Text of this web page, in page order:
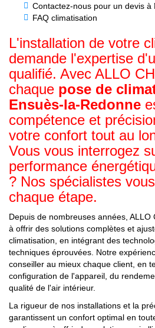
Contactez-nous pour un devis à
FAQ climatisation
L'installation de votre
demande l'expertise
qualifié. Avec ALLO
chaque pose de
Ensuès-la-Redonne
compétence et
votre confort tout au
Vous vous interrogez
performance
? Nos spécialistes
chaque étape.
Depuis de nombreuses années, ALLO
à offrir des solutions complètes et
climatisation, en intégrant des
techniques éprouvées. Notre
conseiller au mieux chaque client, en
configuration de l'appareil, du
qualité de l'air intérieur.
La rigueur de nos installations et la
garantissent un confort optimal en